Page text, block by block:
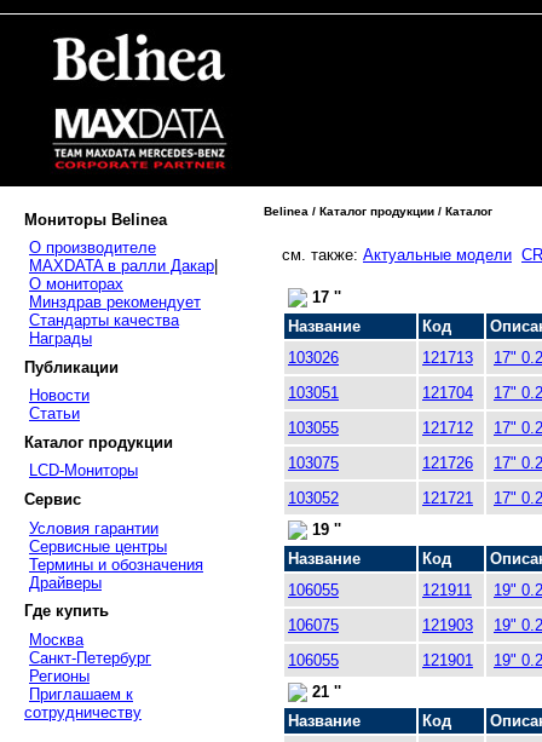
Мониторы Belinea
О производителе
MAXDATA в ралли Дакар
О мониторах
Минздрав рекомендует
Стандарты качества
Награды
Публикации
Новости
Статьи
Каталог продукции
LCD-Мониторы
Сервис
Условия гарантии
Сервисные центры
Термины и обозначения
Драйверы
Где купить
Москва
Санкт-Петербург
Регионы
Приглашаем к
сотрудничеству
Belinea / Каталог продукции / Каталог
см. также: Актуальные модели
17 ''
Название
Код
103026
121713
17"
103051
121704
17"
103055
121712
17"
103075
121726
17"
103052
121721
17"
19 ''
Название
Код
106055
121911
19"
106075
121903
19"
106055
121901
19"
21 ''
Название
Код